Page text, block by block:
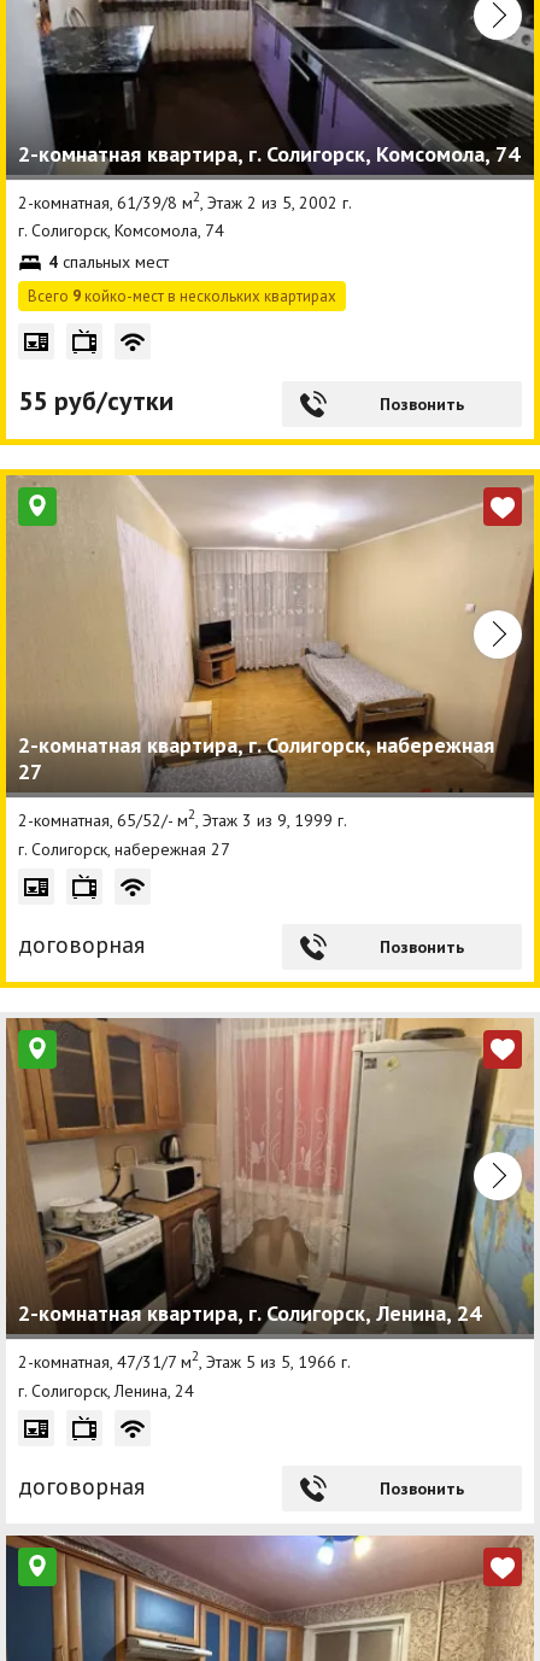
2-комнатная квартира, г. Солигорск, Комсомола, 74
2-комнатная, 61/39/8 м2 , Этаж 2 из 5, 2002 г.
г. Солигорск, Комсомола, 74
4 спальных мест
Всего 9 койко-мест в нескольких квартирах
55 руб/сутки Позвонить
2-комнатная квартира, г. Солигорск, набережная
27
2-комнатная, 65/52/- м2, Этаж 3 из 9, 1999 г.
г. Солигорск, набережная 27
договорная Позвонить
2-комнатная квартира, г. Солигорск, Ленина, 24
2-комнатная, 47/31/7 м2, Этаж 5 из 5, 1966 г.
г. Солигорск, Ленина, 24
договорная Позвонить